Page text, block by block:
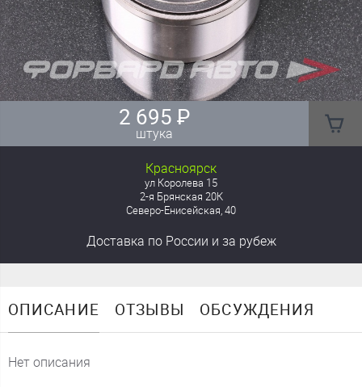
2 695 ₽
штука
Красноярск
ул Королева 15
2-я Брянская 20К
Северо-Енисейская, 40
Доставка по России и за рубеж
ОПИСАНИЕ ОТЗЫВЫ ОБСУЖДЕНИЯ
Нет описания